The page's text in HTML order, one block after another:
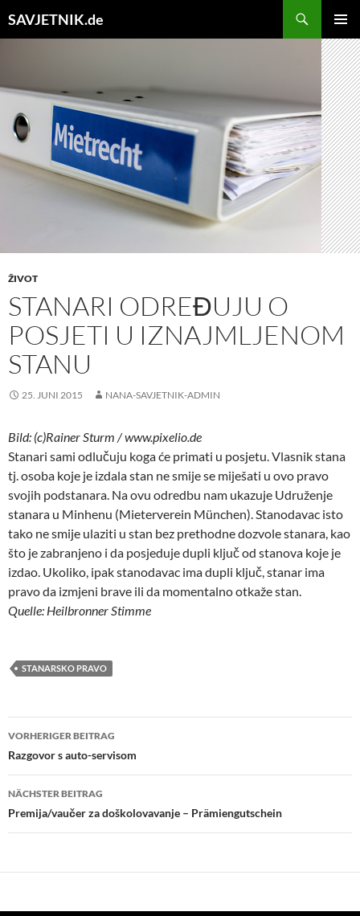
SAVJETNIK.de
ŽIVOT
STANARI ODREĐUJU O
POSJETI U IZNAJMLJENOM
STANU
25. JUNI 2015 NANA-SAVJETNIK-ADMIN
Bild: (c)Rainer Sturm / www.pixelio.de
Stanari sami odlučuju koga će primati u posjetu. Vlasnik stana
tj. osoba koje je izdala stan ne smije se miješati u ovo pravo
svojih podstanara. Na ovu odredbu nam ukazuje Udruženje
stanara u Minhenu (Mieterverein München). Stanodavac isto
tako ne smije ulaziti u stan bez prethodne dozvole stanara, kao
što je zabranjeno i da posjeduje dupli ključ od stanova koje je
izdao. Ukoliko, ipak stanodavac ima dupli ključ, stanar ima
pravo da izmjeni brave ili da momentalno otkaže stan.
Quelle: Heilbronner Stimme
STANARSKO PRAVO
Beitragsnavigation
VORHERIGER BEITRAG
Razgovor s auto-servisom
NÄCHSTER BEITRAG
Premija/vaučer za doškolovavanje – Prämiengutschein